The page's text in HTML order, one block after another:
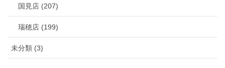
国見店 (207)
瑞穂店 (199)
未分類 (3)